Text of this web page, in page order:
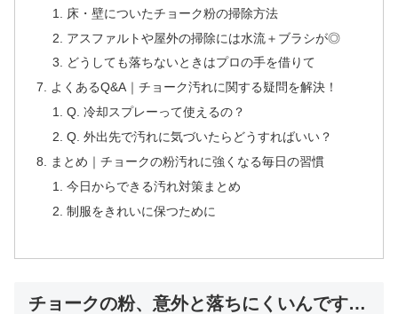
床・壁についたチョーク粉の掃除方法
アスファルトや屋外の掃除には水流＋ブラシが◎
どうしても落ちないときはプロの手を借りて
よくあるQ&A｜チョーク汚れに関する疑問を解決！
Q. 冷却スプレーって使えるの？
Q. 外出先で汚れに気づいたらどうすればいい？
まとめ｜チョークの粉汚れに強くなる毎日の習慣
今日からできる汚れ対策まとめ
制服をきれいに保つために
チョークの粉、意外と落ちにくいんです…